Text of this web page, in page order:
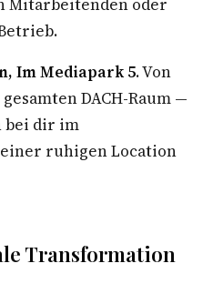
Mitarbeitenden oder
Im Mediapark 5. Von
DACH-Raum —
bei dir im
ruhigen Location
Transformation